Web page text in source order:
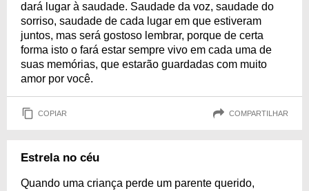
dará lugar à saudade. Saudade da voz, saudade do
sorriso, saudade de cada lugar em que estiveram
juntos, mas será gostoso lembrar, porque de certa
forma isto o fará estar sempre vivo em cada uma de
suas memórias, que estarão guardadas com muito
amor por você.
COPIAR COMPARTILHAR
Estrela no céu
Quando uma criança perde um parente querido,